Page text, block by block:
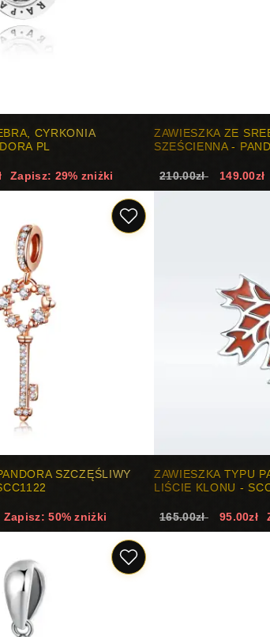
CYRKONIA
PL
Zapisz: 29% zniżki
ZAWIESZKA ZE
SZEŚCIENNA -
210.00zł 149.00zł
SZCZĘŚLIWY
Zapisz: 50% zniżki
ZAWIESZKA TYPU
LIŚCIE KLONU -
165.00zł 95.00zł